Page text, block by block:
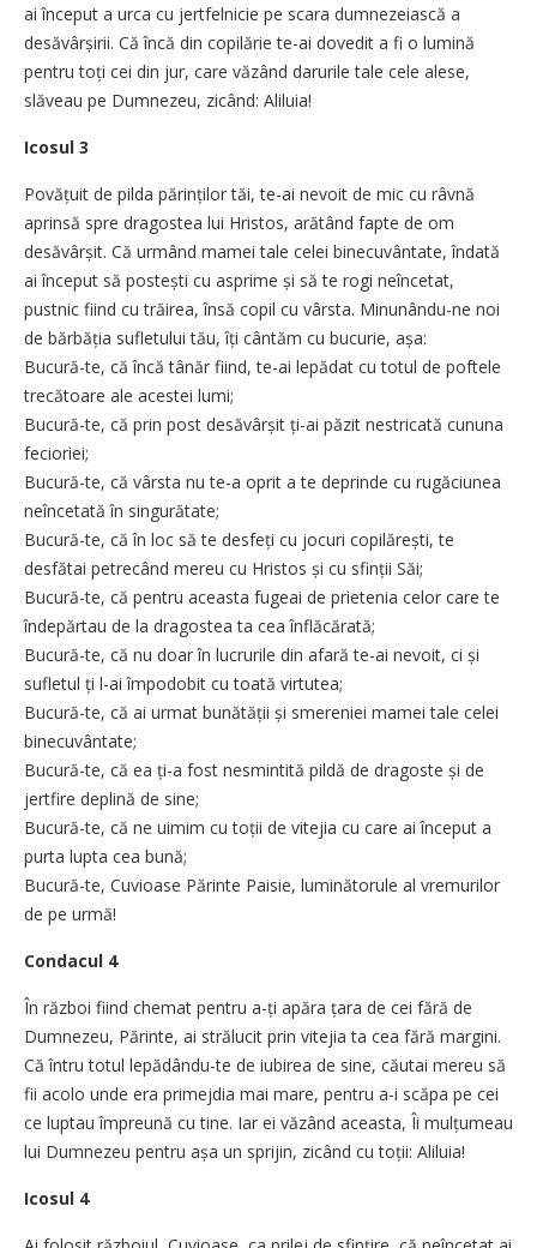
ai început a urca cu jertfelnicie pe scara dumnezeiască a
desăvârșirii. Că încă din copilărie te-ai dovedit a fi o lumină
pentru toți cei din jur, care văzând darurile tale cele alese,
slăveau pe Dumnezeu, zicând: Aliluia!
Icosul 3
Povățuit de pilda părinților tăi, te-ai nevoit de mic cu râvnă
aprinsă spre dragostea lui Hristos, arătând fapte de om
desăvârșit. Că urmând mamei tale celei binecuvântate, îndată
ai început să postești cu asprime și să te rogi neîncetat,
pustnic fiind cu trăirea, însă copil cu vârsta. Minunându-ne noi
de bărbăția sufletului tău, îți cântăm cu bucurie, așa:
Bucură-te, că încă tânăr fiind, te-ai lepădat cu totul de poftele
trecătoare ale acestei lumi;
Bucură-te, că prin post desăvârșit ți-ai păzit nestricată cununa
fecioriei;
Bucură-te, că vârsta nu te-a oprit a te deprinde cu rugăciunea
neîncetată în singurătate;
Bucură-te, că în loc să te desfeți cu jocuri copilărești, te
desfătai petrecând mereu cu Hristos și cu sfinții Săi;
Bucură-te, că pentru aceasta fugeai de prietenia celor care te
îndepărtau de la dragostea ta cea înflăcărată;
Bucură-te, că nu doar în lucrurile din afară te-ai nevoit, ci și
sufletul ți l-ai împodobit cu toată virtutea;
Bucură-te, că ai urmat bunătății și smereniei mamei tale celei
binecuvântate;
Bucură-te, că ea ți-a fost nesmintită pildă de dragoste și de
jertfire deplină de sine;
Bucură-te, că ne uimim cu toții de vitejia cu care ai început a
purta lupta cea bună;
Bucură-te, Cuvioase Părinte Paisie, luminătorule al vremurilor
de pe urmă!
Condacul 4
În război fiind chemat pentru a-ți apăra țara de cei fără de
Dumnezeu, Părinte, ai strălucit prin vitejia ta cea fără margini.
Că întru totul lepădându-te de iubirea de sine, căutai mereu să
fii acolo unde era primejdia mai mare, pentru a-i scăpa pe cei
ce luptau împreună cu tine. Iar ei văzând aceasta, Îi mulțumeau
lui Dumnezeu pentru așa un sprijin, zicând cu toții: Aliluia!
Icosul 4